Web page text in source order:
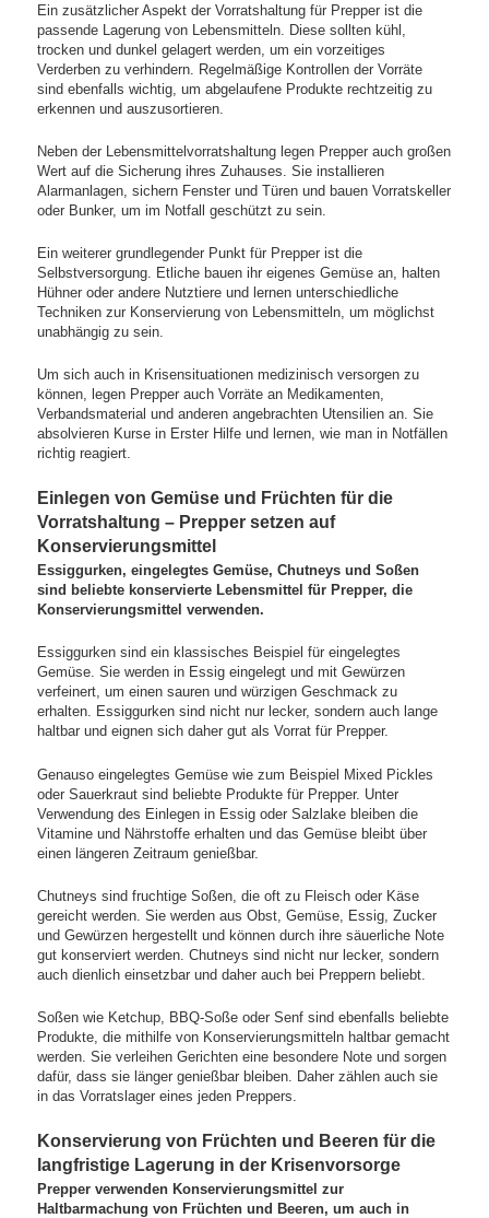
Ein zusätzlicher Aspekt der Vorratshaltung für Prepper ist die
passende Lagerung von Lebensmitteln. Diese sollten kühl,
trocken und dunkel gelagert werden, um ein vorzeitiges
Verderben zu verhindern. Regelmäßige Kontrollen der Vorräte
sind ebenfalls wichtig, um abgelaufene Produkte rechtzeitig zu
erkennen und auszusortieren.
Neben der Lebensmittelvorratshaltung legen Prepper auch großen
Wert auf die Sicherung ihres Zuhauses. Sie installieren
Alarmanlagen, sichern Fenster und Türen und bauen Vorratskeller
oder Bunker, um im Notfall geschützt zu sein.
Ein weiterer grundlegender Punkt für Prepper ist die
Selbstversorgung. Etliche bauen ihr eigenes Gemüse an, halten
Hühner oder andere Nutztiere und lernen unterschiedliche
Techniken zur Konservierung von Lebensmitteln, um möglichst
unabhängig zu sein.
Um sich auch in Krisensituationen medizinisch versorgen zu
können, legen Prepper auch Vorräte an Medikamenten,
Verbandsmaterial und anderen angebrachten Utensilien an. Sie
absolvieren Kurse in Erster Hilfe und lernen, wie man in Notfällen
richtig reagiert.
Einlegen von Gemüse und Früchten für die
Vorratshaltung – Prepper setzen auf
Konservierungsmittel
Essiggurken, eingelegtes Gemüse, Chutneys und Soßen
sind beliebte konservierte Lebensmittel für Prepper, die
Konservierungsmittel verwenden.
Essiggurken sind ein klassisches Beispiel für eingelegtes
Gemüse. Sie werden in Essig eingelegt und mit Gewürzen
verfeinert, um einen sauren und würzigen Geschmack zu
erhalten. Essiggurken sind nicht nur lecker, sondern auch lange
haltbar und eignen sich daher gut als Vorrat für Prepper.
Genauso eingelegtes Gemüse wie zum Beispiel Mixed Pickles
oder Sauerkraut sind beliebte Produkte für Prepper. Unter
Verwendung des Einlegen in Essig oder Salzlake bleiben die
Vitamine und Nährstoffe erhalten und das Gemüse bleibt über
einen längeren Zeitraum genießbar.
Chutneys sind fruchtige Soßen, die oft zu Fleisch oder Käse
gereicht werden. Sie werden aus Obst, Gemüse, Essig, Zucker
und Gewürzen hergestellt und können durch ihre säuerliche Note
gut konserviert werden. Chutneys sind nicht nur lecker, sondern
auch dienlich einsetzbar und daher auch bei Preppern beliebt.
Soßen wie Ketchup, BBQ-Soße oder Senf sind ebenfalls beliebte
Produkte, die mithilfe von Konservierungsmitteln haltbar gemacht
werden. Sie verleihen Gerichten eine besondere Note und sorgen
dafür, dass sie länger genießbar bleiben. Daher zählen auch sie
in das Vorratslager eines jeden Preppers.
Konservierung von Früchten und Beeren für die
langfristige Lagerung in der Krisenvorsorge
Prepper verwenden Konservierungsmittel zur
Haltbarmachung von Früchten und Beeren, um auch in